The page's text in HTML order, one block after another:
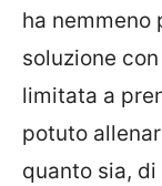
ha nemmeno
soluzione
limitata a
potuto
quanto sia,